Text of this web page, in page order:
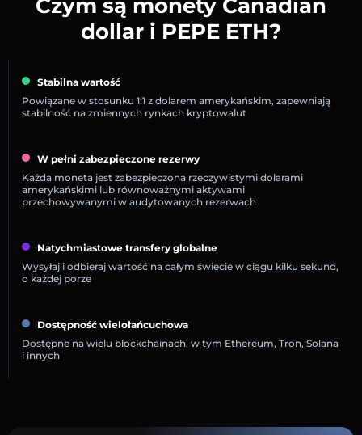
Czym są monety Canadian
dollar i PEPE ETH?
Stabilna wartość
Powiązane w stosunku 1:1 z dolarem amerykańskim, zapewniają
stabilność na zmiennych rynkach kryptowalut
W pełni zabezpieczone rezerwy
Każda moneta jest zabezpieczona rzeczywistymi dolarami
amerykańskimi lub równoważnymi aktywami
przechowywanymi w audytowanych rezerwach
Natychmiastowe transfery globalne
Wysyłaj i odbieraj wartość na całym świecie w ciągu kilku sekund,
o każdej porze
Dostępność wielołańcuchowa
Dostępne na wielu blockchainach, w tym Ethereum, Tron, Solana
i innych